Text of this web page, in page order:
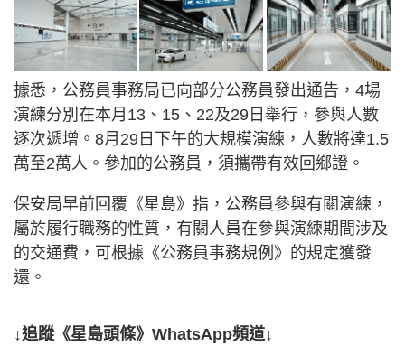
據悉，公務員事務局已向部分公務員發出通告，4場
演練分別在本月13、15、22及29日舉行，參與人數
逐次遞增。8月29日下午的大規模演練，人數將達1.5
萬至2萬人。參加的公務員，須攜帶有效回鄉證。
保安局早前回覆《星島》指，公務員參與有關演練，
屬於履行職務的性質，有關人員在參與演練期間涉及
的交通費，可根據《公務員事務規例》的規定獲發
還。
↓追蹤《星島頭條》WhatsApp頻道↓